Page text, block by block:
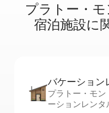
プラトー・
宿⁠泊⁠施⁠設⁠に
バケーション
プラトー・モ
ーションレンタ